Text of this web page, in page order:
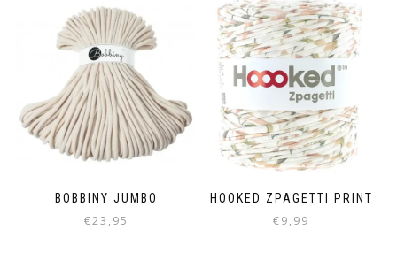
BOBBINY JUMBO
€23,95
HOOKED ZPAGETTI PRINT
€9,99